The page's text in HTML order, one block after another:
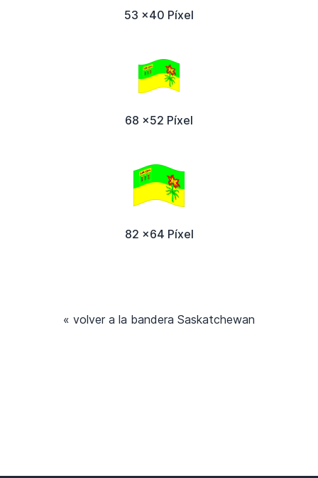
53 x40 Píxel
68 x52 Píxel
82 x64 Píxel
« volver a la bandera Saskatchewan